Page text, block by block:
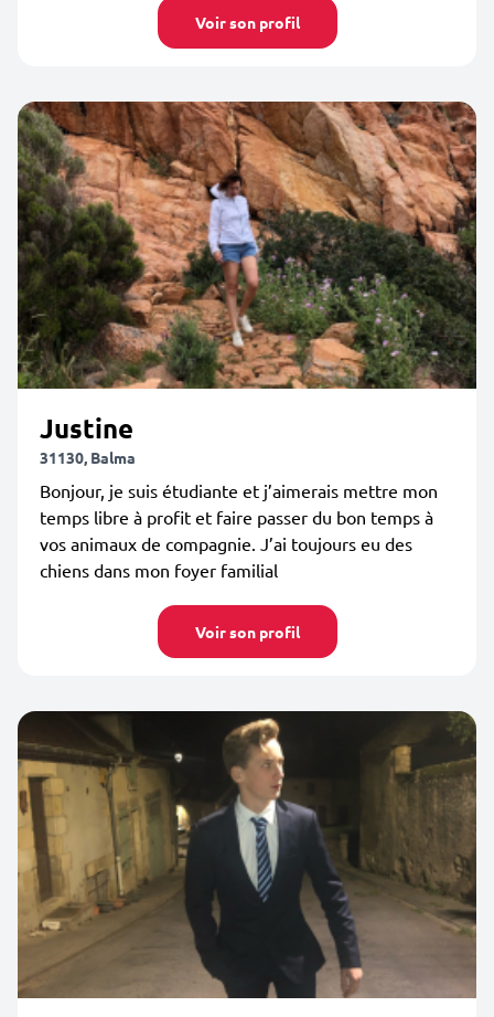
Voir son profil
Justine
31130, Balma
Bonjour, je suis étudiante et j’aimerais mettre mon
temps libre à profit et faire passer du bon temps à
vos animaux de compagnie. J’ai toujours eu des
chiens dans mon foyer familial
Voir son profil